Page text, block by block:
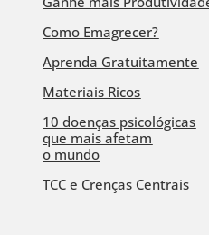
Como Emagrecer?
Aprenda Gratuitamente
Materiais Ricos
10 doenças psicológicas
que mais afetam
o mundo
TCC e Crenças Centrais